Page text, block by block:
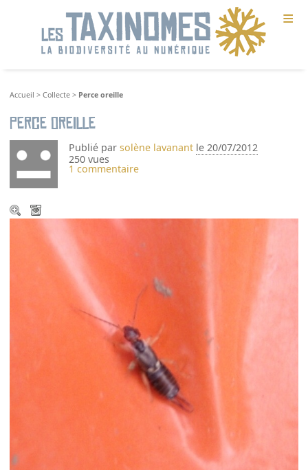
≡
Accueil >Collecte > Perce oreille
Perce oreille
Publié parsolène lavanant le 20/07/2012
250 vues
1 commentaire